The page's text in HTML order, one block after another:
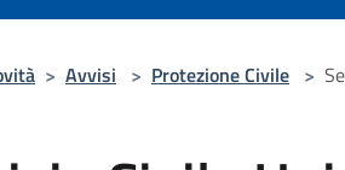
> Avvisi > Protezione Civile >